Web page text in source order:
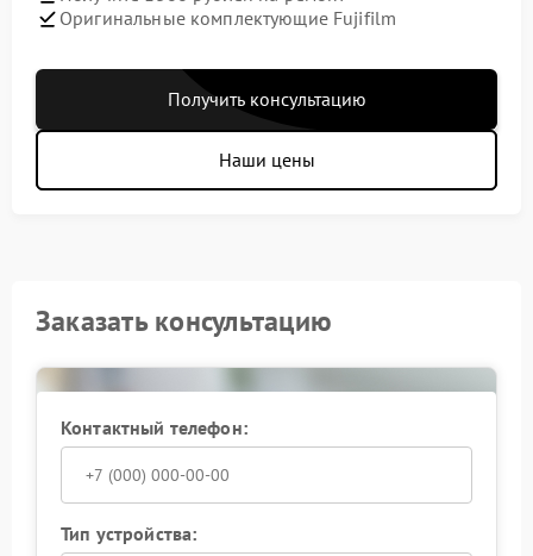
Оригинальные комплектующие Fujifilm
Получить консультацию
Наши цены
Заказать консультацию
Контактный телефон:
Тип устройства: